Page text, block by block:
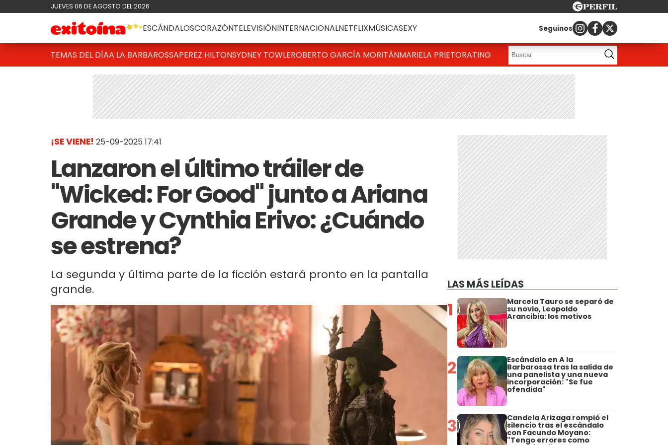
JUEVES 06 DE AGOSTO DEL 2026
ESCÁNDALOSCORAZÓNTELEVISIÓNINTERNACIONALNETFLIXMÚSICASEXY Seguinos
TEMAS DEL DÍAA LA BARBAROSSAPEREZ HILTONSYDNEY TOWLEROBERTO GARCÍA MORITÁNMARIELA PRIETORATING
¡SE VIENE! 25-09-2025 17:41
Lanzaron el último tráiler de
"Wicked: For Good" junto a Ariana
Grande y Cynthia Erivo: ¿Cuándo
se estrena?
La segunda y última parte de la ficción estará pronto en la pantalla
grande.
LAS MÁS LEÍDAS
1 Marcela Tauro se separó de
su novio, Leopoldo
Arancibia: los motivos
2 Escándalo en A la
Barbarossa tras la salida de
una panelista y una nueva
incorporación: "Se fue
ofendida"
3 Candela Arizaga rompió el
silencio tras el escándalo
con Facundo Moyano:
"Tengo errores como